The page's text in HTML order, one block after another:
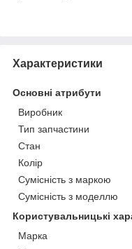
Характеристики
Основні атрибути
Виробник
Тип запчастини
Стан
Колір
Сумісність з маркою
Сумісність з моделлю
Користувальницькі
Марка